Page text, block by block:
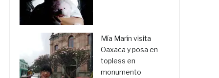
Mía Marín visita
Oaxaca y posa en
topless en
monumento